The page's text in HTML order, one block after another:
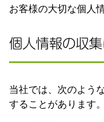
お客様の大切な個人
個人情報の収
当社では、次のよう
することがあります。